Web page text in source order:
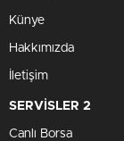
Künye
Hakkımızda
İletişim
SERVİSLER 2
Canlı Borsa